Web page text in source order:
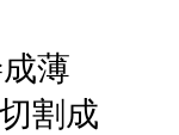
薄
割成